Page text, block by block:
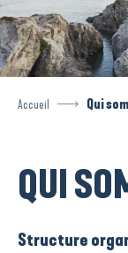
Accueil Qui
QUI
Structure